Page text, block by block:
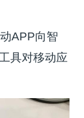
APP向智
具对移动应